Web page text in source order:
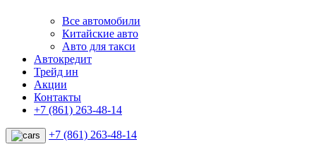
Все автомобили
Китайские авто
Авто для такси
Автокредит
Трейд ин
Акции
Контакты
+7 (861) 263-48-14
+7 (861) 263-48-14